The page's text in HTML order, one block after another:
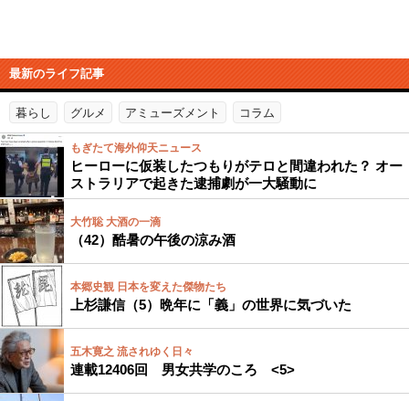
最新のライフ記事
暮らし グルメ アミューズメント コラム
もぎたて海外仰天ニュース
ヒーローに仮装したつもりがテロと間違われた？ オー
ストラリアで起きた逮捕劇が一大騒動に
大竹聡 大酒の一滴
（42）酷暑の午後の涼み酒
本郷史観 日本を変えた傑物たち
上杉謙信（5）晩年に「義」の世界に気づいた
五木寛之 流されゆく日々
連載12406回 男女共学のころ <5>